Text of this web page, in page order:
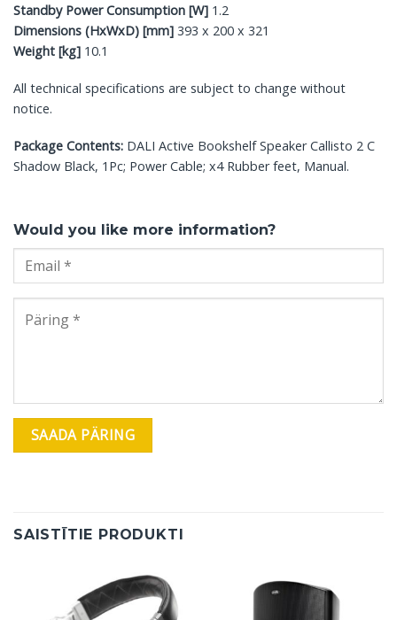
Standby Power Consumption [W] 1.2
Dimensions (HxWxD) [mm] 393 x 200 x 321
Weight [kg] 10.1
All technical specifications are subject to change without
notice.
Package Contents: DALI Active Bookshelf Speaker Callisto 2 C
Shadow Black, 1Pc; Power Cable; x4 Rubber feet, Manual.
Would you like more information?
SAISTĪTIE PRODUKTI